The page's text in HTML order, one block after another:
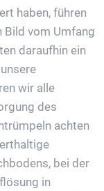
haben, führen
Bild vom Umfang
daraufhin ein
wir alle
des
achten
bei der
in